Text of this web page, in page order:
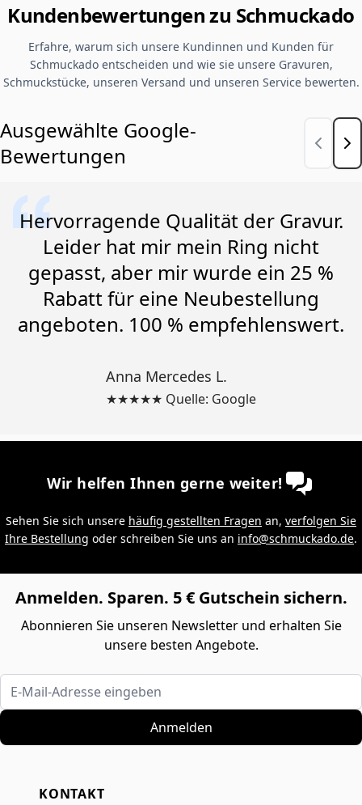
Kundenbewertungen zu Schmuckado
Erfahre, warum sich unsere Kundinnen und Kunden für
Schmuckado entscheiden und wie sie unsere Gravuren,
Schmuckstücke, unseren Versand und unseren Service bewerten.
Ausgewählte Google-
Bewertungen
Hervorragende Qualität der Gravur.
Leider hat mir mein Ring nicht
gepasst, aber mir wurde ein 25 %
Rabatt für eine Neubestellung
angeboten. 100 % empfehlenswert.
Anna Mercedes L.
★★★★★ Quelle: Google
Wir helfen Ihnen gerne weiter!
Sehen Sie sich unsere häufig gestellten Fragen an, verfolgen Sie
Ihre Bestellung oder schreiben Sie uns an info@schmuckado.de.
Anmelden. Sparen. 5 € Gutschein sichern.
Abonnieren Sie unseren Newsletter und erhalten Sie
unsere besten Angebote.
E-Mail-Adresse eingeben
Anmelden
KONTAKT